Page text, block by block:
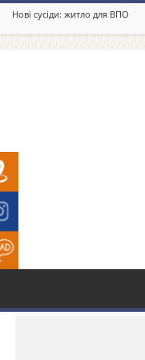
Нові сусіди: житло для ВПО